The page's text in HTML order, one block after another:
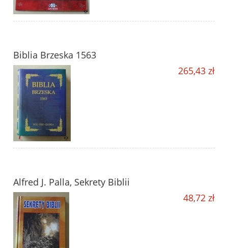
Biblia Brzeska 1563
265,43 zł
Alfred J. Palla, Sekrety Biblii
48,72 zł